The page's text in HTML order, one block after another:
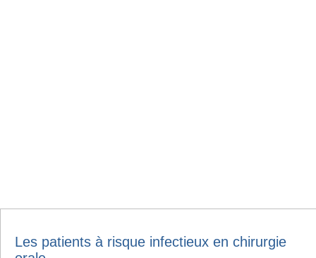
Les patients à risque infectieux en chirurgie